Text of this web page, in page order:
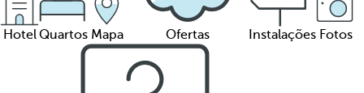
HotelQuartos Mapa Ofertas Instalações Fotos